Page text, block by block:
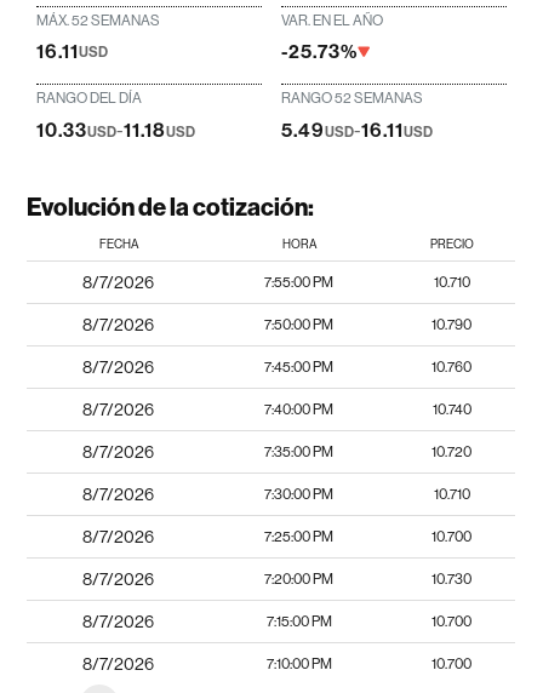
MÁX. 52 SEMANAS
16.11USD
VAR. EN EL AÑO
-25.73%
RANGO DEL DÍA
10.33USD-11.18USD
RANGO 52 SEMANAS
5.49USD-16.11USD
Evolución de la cotización:
FECHA HORA PRECIO
8/7/2026 7:55:00 PM 10.710
8/7/2026 7:50:00 PM 10.790
8/7/2026 7:45:00 PM 10.760
8/7/2026 7:40:00 PM 10.740
8/7/2026 7:35:00 PM 10.720
8/7/2026 7:30:00 PM 10.710
8/7/2026 7:25:00 PM 10.700
8/7/2026 7:20:00 PM 10.730
8/7/2026 7:15:00 PM 10.700
8/7/2026 7:10:00 PM 10.700